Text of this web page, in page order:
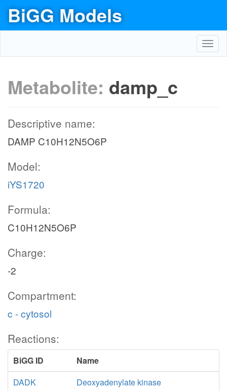
BiGG Models
Metabolite: damp_c
Descriptive name:
DAMP C10H12N5O6P
Model:
iYS1720
Formula:
C10H12N5O6P
Charge:
-2
Compartment:
c - cytosol
Reactions:
BiGG ID
Name
DADK
Deoxyadenylate kinase